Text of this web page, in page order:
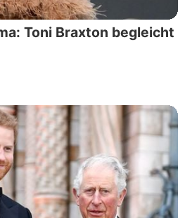
Toni Braxton begleicht